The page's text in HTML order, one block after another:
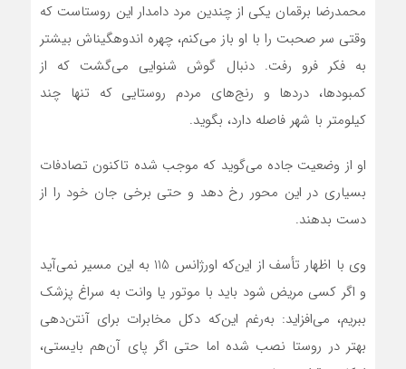
محمدرضا برقمان یکی از چندین مرد دامدار این روستاست که
وقتی سر صحبت را با او باز می‌کنم، چهره اندوهگین‏اش بیشتر
به فکر فرو رفت. دنبال گوش شنوایی می‌گشت که از
کمبودها، دردها و رنج‌های مردم روستایی که تنها چند
کیلومتر با شهر فاصله دارد، بگوید.
او از وضعیت جاده می‌گوید که موجب شده تاکنون تصادفات
بسیاری در این محور رخ دهد و حتی برخی جان خود را از
دست بدهند.
وی با اظهار تأسف از این‌که اورژانس 115 به این مسیر نمی‌آید
و اگر کسی مریض شود باید با موتور یا وانت به سراغ پزشک
ببریم، می‌افزاید: به‌رغم این‌که دکل مخابرات برای آنتن‌دهی
بهتر در روستا نصب ‌شده اما حتی اگر پای آن‌هم بایستی،